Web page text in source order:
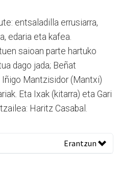
entsaladilla errusiarra,
edaria eta kafea.
saioan parte hartuko
dago jada; Beñat
Mantzisidor (Mantxi)
Eta Ixak (kitarra) eta Gari
Haritz Casabal.
Erantzun